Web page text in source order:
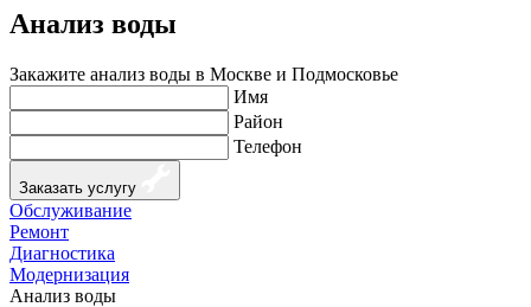
Анализ воды
Закажите анализ воды в Москве и Подмосковье
Имя
Район
Телефон
Заказать услугу
Обслуживание
Ремонт
Диагностика
Модернизация
Анализ воды